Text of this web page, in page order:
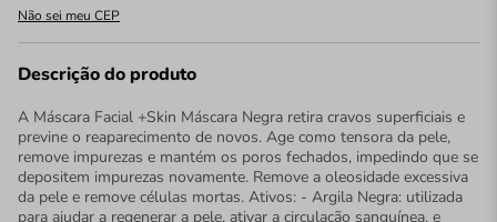
Não sei meu CEP
Descrição do produto
A Máscara Facial +Skin Máscara Negra retira cravos superficiais e
previne o reaparecimento de novos. Age como tensora da pele,
remove impurezas e mantém os poros fechados, impedindo que se
depositem impurezas novamente. Remove a oleosidade excessiva
da pele e remove células mortas. Ativos: - Argila Negra: utilizada
para ajudar a regenerar a pele, ativar a circulação sanguínea, e